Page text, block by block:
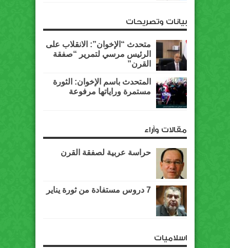
بيانات وتصريحات
متحدث “الإخوان”: الانقلاب على
الرئيس مرسي لتمرير “صفقة
القرن”
المتحدث باسم الإخوان: الثورة
مستمرة وراياتها مرفوعة
مقالات وآراء
حراسة عربية لصفقة القرن
7 دروس مستفادة من ثورة يناير
اسلاميات